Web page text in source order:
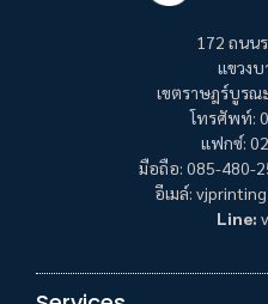
172 ถนน
แขวง
เขตราษฎร์บูรณ
โทรศัพท์:
แฟกซ์:
มือถือ: 085-480-
อีเมล์:
Line: